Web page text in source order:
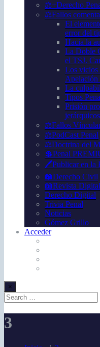
⚖️+Derecho
⚖️Fallos
El
error del
Hacia la
La Doble
el TSJ.
Los vicios
Apelación
La
Tipos
Prisión
⚖️Fallos
⚖️PodCast Penal
⚖️Doctrina del
💲Penal
🖊️Publicar en la
📖Derecho Civil
📖Revista Digital
Derecho Digital
Trivia Penal
Noticias
Gómez Grillo
Acceder
×
3